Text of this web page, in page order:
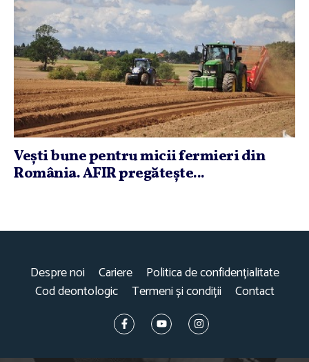
Veşti bune pentru micii fermieri din
România. AFIR pregăteşte...
Despre noi Cariere
Politica de confidențialitate
Cod deontologic
Termeni și condiții Contact